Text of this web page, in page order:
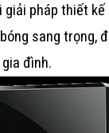
giải pháp thiết
sang trọng,
đình.